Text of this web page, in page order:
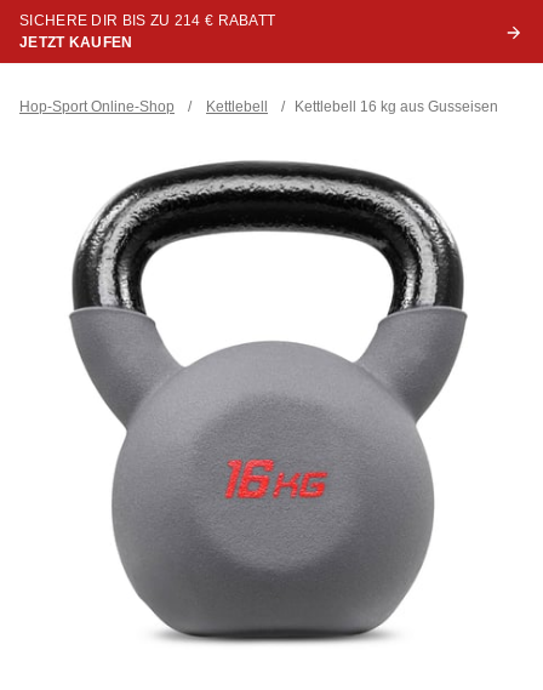
SICHERE DIR BIS ZU 214 € RABATT
JETZT KAUFEN
Hop-Sport Online-Shop / Kettlebell / Kettlebell 16 kg aus Gusseisen